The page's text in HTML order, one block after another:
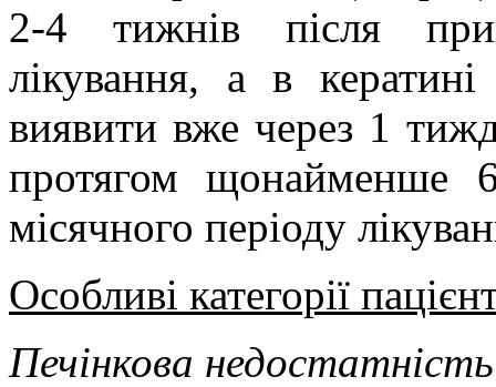
2-4 тижнів після
лікування, а в
виявити вже через 1
протягом щонайменше
місячного періоду
Особливі категорії
Печінкова недостатність